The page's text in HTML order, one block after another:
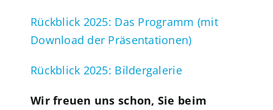
Rückblick 2025: Das Programm (mit
Download der Präsentationen)
Rückblick 2025: Bildergalerie
Wir freuen uns schon, Sie beim